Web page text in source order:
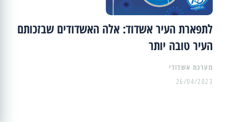
לתפארת העיר אשדוד: אלה האשדודים שבזכותם
העיר טובה יותר
מערכת אשדודי
26/04/2023